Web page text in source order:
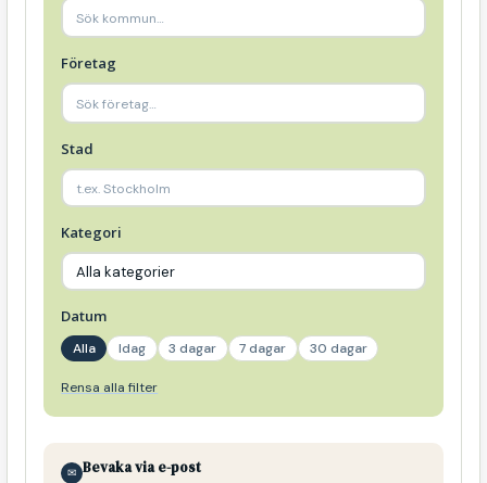
Företag
Stad
Kategori
Datum
Alla Idag 3 dagar 7 dagar 30 dagar
Rensa alla filter
✉ Bevaka via e-post